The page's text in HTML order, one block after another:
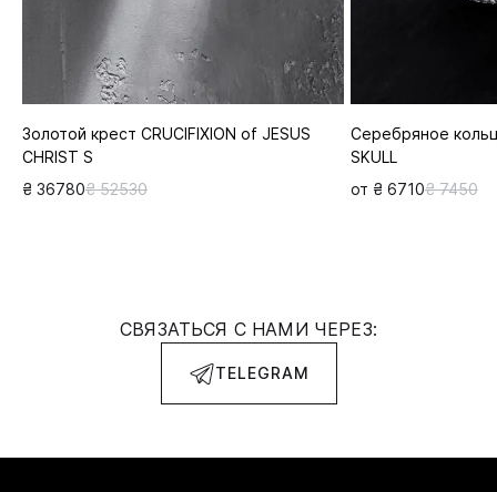
Золотой крест CRUCIFIXION of JESUS
CHRIST S
₴ 36780₴ 52530
Серебряное
SKULL
от ₴ 6710₴ 7450
СВЯЗАТЬСЯ С НАМИ ЧЕРЕЗ:
TELEGRAM